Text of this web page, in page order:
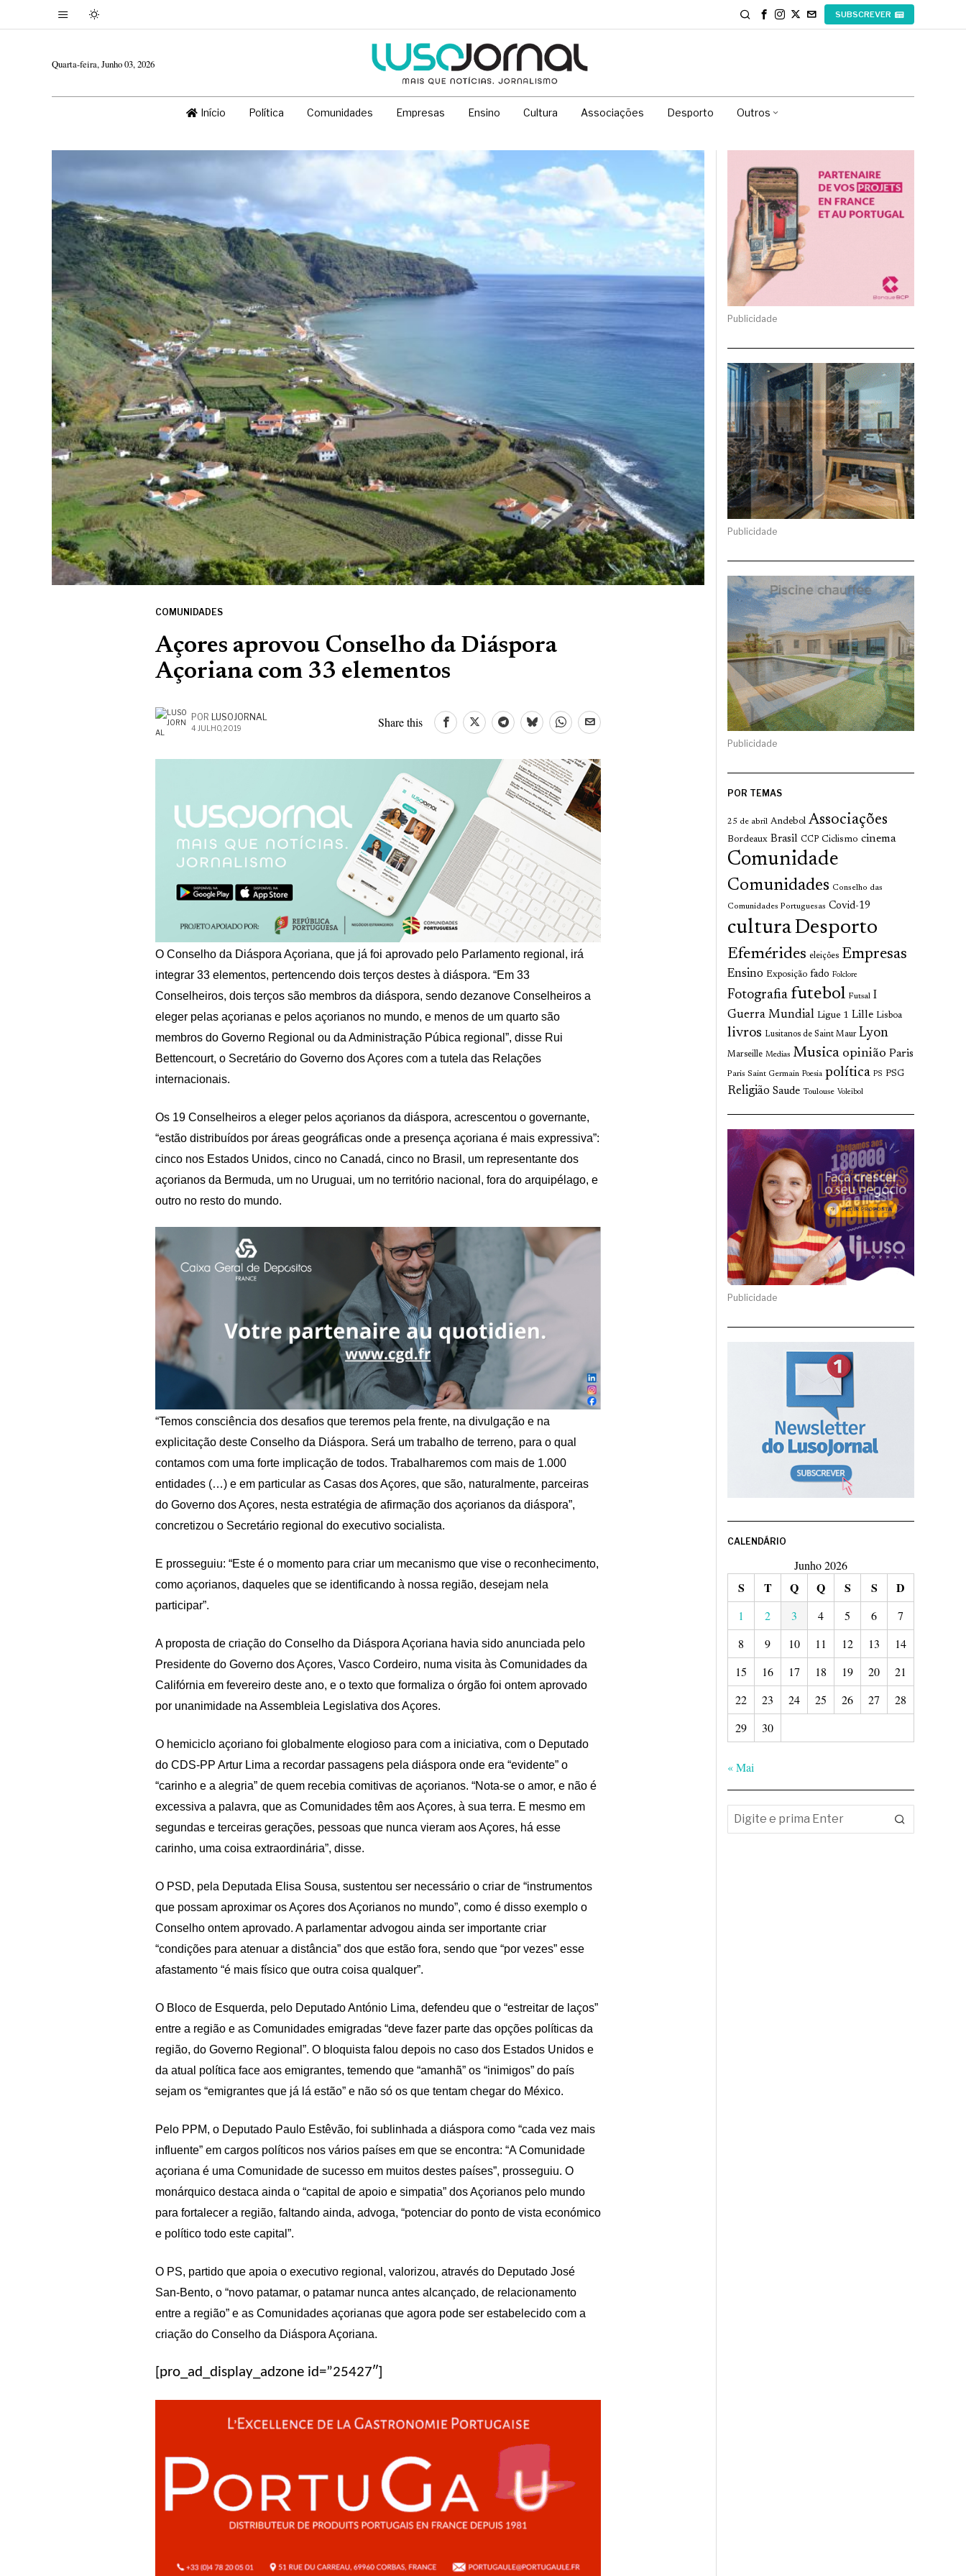
SUBSCREVER
Quarta-feira, Junho 03, 2026
Início Política Comunidades Empresas Ensino Cultura Associações Desporto Outros
COMUNIDADES
Açores aprovou Conselho da Diáspora
Açoriana com 33 elementos
POR LUSOJORNAL
4 JULHO, 2019 Share this
O Conselho da Diáspora Açoriana, que já foi aprovado pelo Parlamento regional, irá
integrar 33 elementos, pertencendo dois terços destes à diáspora. “Em 33
Conselheiros, dois terços são membros da diáspora, sendo dezanove Conselheiros a
eleger pelas açorianas e pelos açorianos no mundo, e menos de um quarto são
membros do Governo Regional ou da Administração Púbica regional”, disse Rui
Bettencourt, o Secretário do Governo dos Açores com a tutela das Relações
internacionais.
Os 19 Conselheiros a eleger pelos açorianos da diáspora, acrescentou o governante,
“estão distribuídos por áreas geográficas onde a presença açoriana é mais expressiva”:
cinco nos Estados Unidos, cinco no Canadá, cinco no Brasil, um representante dos
açorianos da Bermuda, um no Uruguai, um no território nacional, fora do arquipélago, e
outro no resto do mundo.
“Temos consciência dos desafios que teremos pela frente, na divulgação e na
explicitação deste Conselho da Diáspora. Será um trabalho de terreno, para o qual
contamos com uma forte implicação de todos. Trabalharemos com mais de 1.000
entidades (…) e em particular as Casas dos Açores, que são, naturalmente, parceiras
do Governo dos Açores, nesta estratégia de afirmação dos açorianos da diáspora”,
concretizou o Secretário regional do executivo socialista.
E prosseguiu: “Este é o momento para criar um mecanismo que vise o reconhecimento,
como açorianos, daqueles que se identificando à nossa região, desejam nela
participar”.
A proposta de criação do Conselho da Diáspora Açoriana havia sido anunciada pelo
Presidente do Governo dos Açores, Vasco Cordeiro, numa visita às Comunidades da
Califórnia em fevereiro deste ano, e o texto que formaliza o órgão foi ontem aprovado
por unanimidade na Assembleia Legislativa dos Açores.
O hemiciclo açoriano foi globalmente elogioso para com a iniciativa, com o Deputado
do CDS-PP Artur Lima a recordar passagens pela diáspora onde era “evidente” o
“carinho e a alegria” de quem recebia comitivas de açorianos. “Nota-se o amor, e não é
excessiva a palavra, que as Comunidades têm aos Açores, à sua terra. E mesmo em
segundas e terceiras gerações, pessoas que nunca vieram aos Açores, há esse
carinho, uma coisa extraordinária”, disse.
O PSD, pela Deputada Elisa Sousa, sustentou ser necessário o criar de “instrumentos
que possam aproximar os Açores dos Açorianos no mundo”, como é disso exemplo o
Conselho ontem aprovado. A parlamentar advogou ainda ser importante criar
“condições para atenuar a distância” dos que estão fora, sendo que “por vezes” esse
afastamento “é mais físico que outra coisa qualquer”.
O Bloco de Esquerda, pelo Deputado António Lima, defendeu que o “estreitar de laços”
entre a região e as Comunidades emigradas “deve fazer parte das opções políticas da
região, do Governo Regional”. O bloquista falou depois no caso dos Estados Unidos e
da atual política face aos emigrantes, temendo que “amanhã” os “inimigos” do país
sejam os “emigrantes que já lá estão” e não só os que tentam chegar do México.
Pelo PPM, o Deputado Paulo Estêvão, foi sublinhada a diáspora como “cada vez mais
influente” em cargos políticos nos vários países em que se encontra: “A Comunidade
açoriana é uma Comunidade de sucesso em muitos destes países”, prosseguiu. O
monárquico destaca ainda o “capital de apoio e simpatia” dos Açorianos pelo mundo
para fortalecer a região, faltando ainda, advoga, “potenciar do ponto de vista económico
e político todo este capital”.
O PS, partido que apoia o executivo regional, valorizou, através do Deputado José
San-Bento, o “novo patamar, o patamar nunca antes alcançado, de relacionamento
entre a região” e as Comunidades açorianas que agora pode ser estabelecido com a
criação do Conselho da Diáspora Açoriana.
[pro_ad_display_adzone id=”25427″]
Publicidade
Publicidade
Publicidade
POR TEMAS
25 de abril Andebol Associações
Bordeaux Brasil CCP Ciclismo cinema
Comunidade
Comunidades Conselho das
Comunidades Portuguesas Covid-19
culturaDesporto
Efemérides eleições Empresas
Ensino Exposição fado Folclore
Fotografia futebol Futsal I
Guerra Mundial Ligue 1 Lille Lisboa
livros Lusitanos de Saint Maur Lyon
Marseille Medias Musica opinião Paris
Paris Saint Germain Poesia política PS PSG
Religião Saude Toulouse Voleibol
Publicidade
CALENDÁRIO
Junho 2026
S T Q Q S S D
1 2 3 4 5 6
7
8
9 10 11 12 13
14
15
16 17 18 19 20
21
22
23 24 25 26 27
28
29
30
« Mai